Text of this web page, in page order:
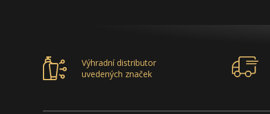
Výhradní distributor
uvedených značek